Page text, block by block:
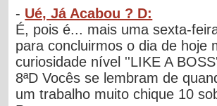
- Ué, Já Acabou ? D:
É, pois é... mais uma sexta-
para concluirmos o dia de hoje
curiosidade nível ''LIKE A
8ªD Vocês se lembram de
um trabalho muito chique 10